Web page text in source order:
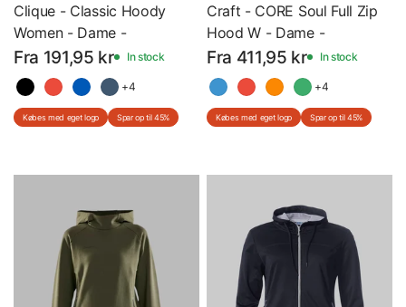
Clique - Classic Hoody
Women - Dame -
Hættetrøje - 21042 - Med
Eget Logo
Fra 191,95 kr In stock
+4
Købes med eget logo Spar op til 45%
Craft - CORE Soul Full Zip
Hood W - Dame -
Hættetrøje med lynlås -
1910626 - Med Eget Logo
Fra 411,95 kr In stock
+4
Købes med eget logo Spar op til 45%